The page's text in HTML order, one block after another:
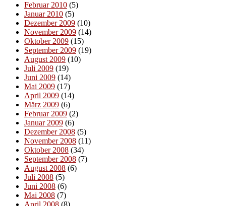
Februar 2010 (5)
Januar 2010 (5)
Dezember 2009 (10)
November 2009 (14)
Oktober 2009 (15)
September 2009 (19)
August 2009 (10)
Juli 2009 (19)
Juni 2009 (14)
Mai 2009 (17)
April 2009 (14)
März 2009 (6)
Februar 2009 (2)
Januar 2009 (6)
Dezember 2008 (5)
November 2008 (11)
Oktober 2008 (34)
September 2008 (7)
August 2008 (6)
Juli 2008 (5)
Juni 2008 (6)
Mai 2008 (7)
April 2008 (8)